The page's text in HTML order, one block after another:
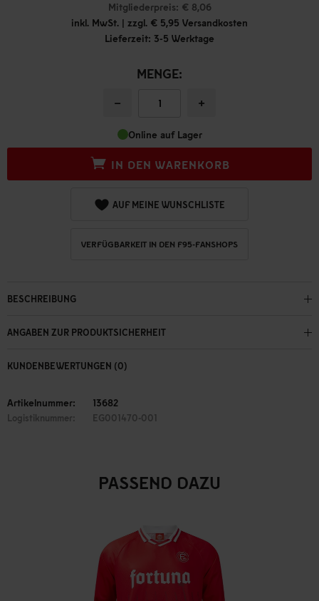
Mitgliederpreis: € 8,06
inkl. MwSt. | zzgl. € 5,95 Versandkosten
Lieferzeit: 3-5 Werktage
MENGE:
− +
Online auf Lager
IN DEN WARENKORB
AUF MEINE WUNSCHLISTE
VERFÜGBARKEIT IN DEN F95-FANSHOPS
BESCHREIBUNG
ANGABEN ZUR PRODUKTSICHERHEIT
KUNDENBEWERTUNGEN (0)
Artikelnummer: 13682
Logistiknummer: EG001470-001
PASSEND DAZU